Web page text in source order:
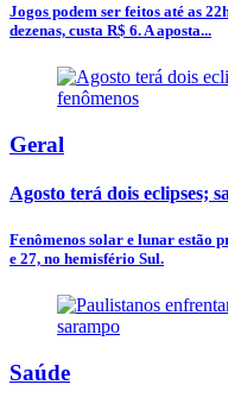
Jogos podem ser feitos até as
dezenas, custa R$ 6. A aposta...
Geral
Agosto terá dois eclipses;
Fenômenos solar e lunar estão
e 27, no hemisfério Sul.
Saúde